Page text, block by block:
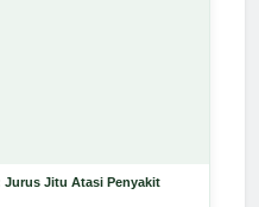
Jurus Jitu Atasi Penyakit